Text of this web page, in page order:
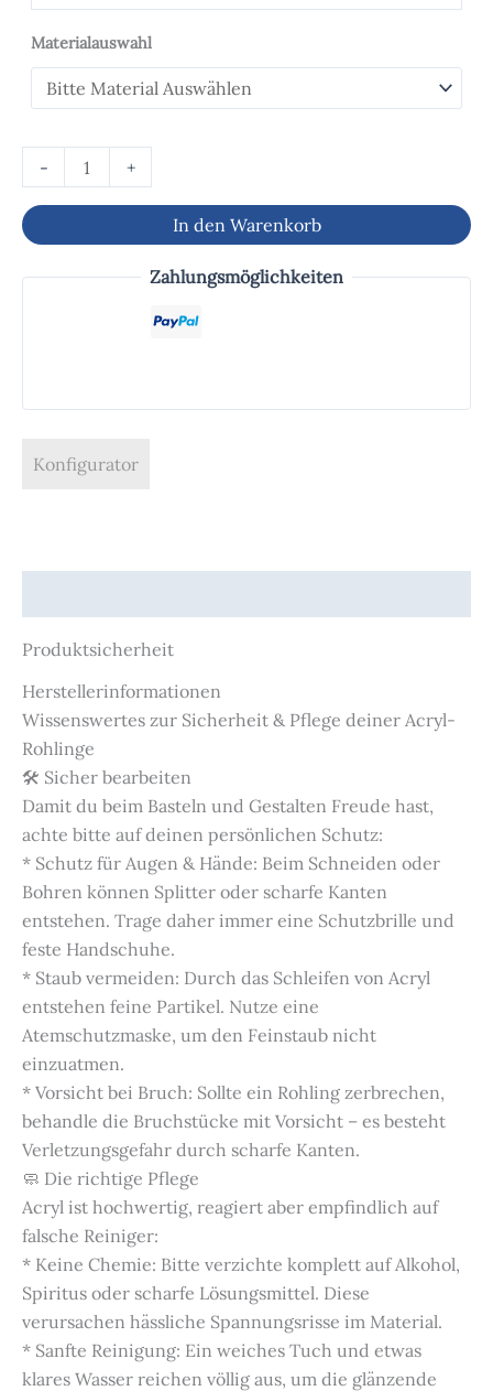
Materialauswahl
- +
In den Warenkorb
Zahlungsmöglichkeiten
Konfigurator
Produktsicherheit
Herstellerinformationen
Wissenswertes zur Sicherheit & Pflege deiner Acryl-
Rohlinge
🛠️ Sicher bearbeiten
Damit du beim Basteln und Gestalten Freude hast,
achte bitte auf deinen persönlichen Schutz:
* Schutz für Augen & Hände: Beim Schneiden oder
Bohren können Splitter oder scharfe Kanten
entstehen. Trage daher immer eine Schutzbrille und
feste Handschuhe.
* Staub vermeiden: Durch das Schleifen von Acryl
entstehen feine Partikel. Nutze eine
Atemschutzmaske, um den Feinstaub nicht
einzuatmen.
* Vorsicht bei Bruch: Sollte ein Rohling zerbrechen,
behandle die Bruchstücke mit Vorsicht – es besteht
Verletzungsgefahr durch scharfe Kanten.
🧼 Die richtige Pflege
Acryl ist hochwertig, reagiert aber empfindlich auf
falsche Reiniger:
* Keine Chemie: Bitte verzichte komplett auf Alkohol,
Spiritus oder scharfe Lösungsmittel. Diese
verursachen hässliche Spannungsrisse im Material.
* Sanfte Reinigung: Ein weiches Tuch und etwas
klares Wasser reichen völlig aus, um die glänzende